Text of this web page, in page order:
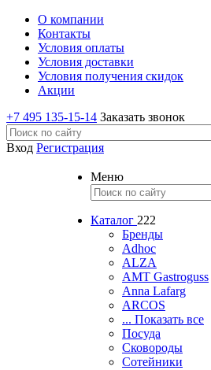
О компании
Контакты
Условия оплаты
Условия доставки
Условия получения скидок
Акции
+7 495 135-15-14 Заказать звонок
Вход Регистрация
Меню
Каталог 222
Бренды
Adhoc
ALZA
AMT Gastroguss
Anna Lafarg
ARCOS
... Показать все
Посуда
Сковороды
Сотейники